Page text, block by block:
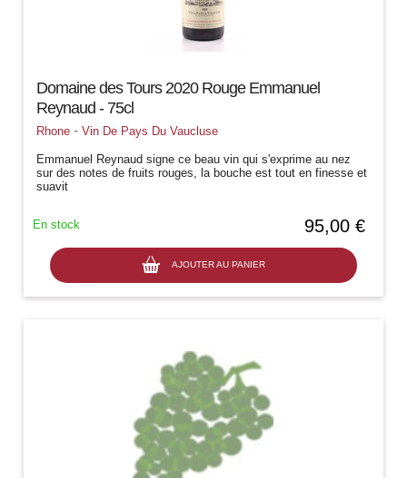
Domaine des Tours 2020 Rouge Emmanuel
Reynaud - 75cl
Rhone -Vin De Pays Du Vaucluse
Emmanuel Reynaud signe ce beau vin qui s'exprime au nez
sur des notes de fruits rouges, la bouche est tout en finesse et
suavit
95,00 €
AJOUTER AU PANIER
En stock